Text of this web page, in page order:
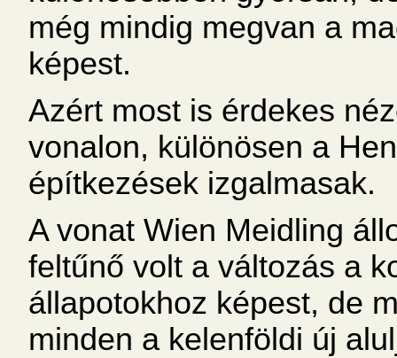
még mindig megvan a
képest.
Azért most is érdekes
vonalon, különösen a
építkezések izgalmasak.
A vonat Wien Meidling
feltűnő volt a változás a
állapotokhoz képest, de
minden a kelenföldi új